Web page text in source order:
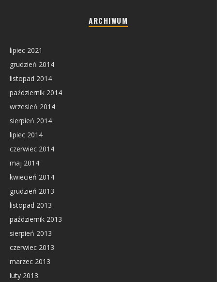
ARCHIWUM
lipiec 2021
grudzień 2014
listopad 2014
październik 2014
wrzesień 2014
sierpień 2014
lipiec 2014
czerwiec 2014
maj 2014
kwiecień 2014
grudzień 2013
listopad 2013
październik 2013
sierpień 2013
czerwiec 2013
marzec 2013
luty 2013